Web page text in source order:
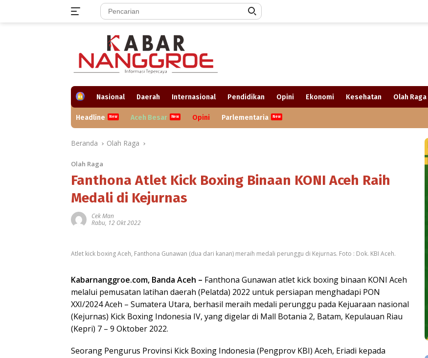
H
e
Nasional Daerah Internasional Pendidikan Opini Ekonomi Kesehatan Olah Raga
Headline Aceh Besar Opini Parlementaria
Beranda Olah Raga
Olah Raga
Fanthona Atlet Kick Boxing Binaan KONI Aceh Raih
Medali di Kejurnas
Cek Man
Rabu, 12 Okt 2022
Atlet kick boxing Aceh, Fanthona Gunawan (dua dari kanan) meraih medali perunggu di Kejurnas. Foto : Dok. KBI Aceh.
Kabarnanggroe.com, Banda Aceh – Fanthona Gunawan atlet kick boxing binaan KONI Aceh
melalui pemusatan latihan daerah (Pelatda) 2022 untuk persiapan menghadapi PON
XXI/2024 Aceh – Sumatera Utara, berhasil meraih medali perunggu pada Kejuaraan nasional
(Kejurnas) Kick Boxing Indonesia IV, yang digelar di Mall Botania 2, Batam, Kepulauan Riau
(Kepri) 7 – 9 Oktober 2022.
Seorang Pengurus Provinsi Kick Boxing Indonesia (Pengprov KBI) Aceh, Eriadi kepada